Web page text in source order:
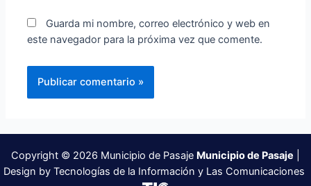
Guarda mi nombre, correo electrónico y web en
este navegador para la próxima vez que comente.
Copyright © 2026 Municipio de Pasaje Municipio de Pasaje
Design by Tecnologías de la Información y Las Comunicaciones